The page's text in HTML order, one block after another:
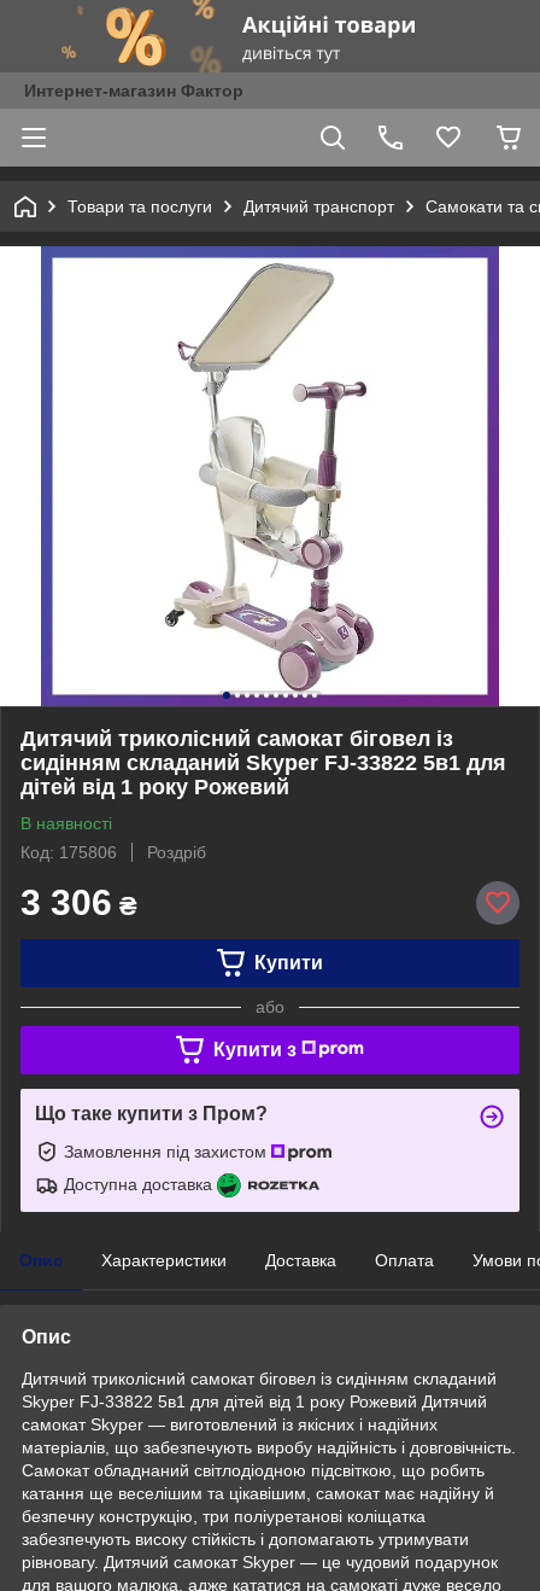
Интернет-магазин Фактор
Товари та послуги Дитячий транспорт Самокати та
Дитячий триколісний самокат біговел із
сидінням складаний Skyper FJ-33822 5в1 для
дітей від 1 року Рожевий
В наявності
Код: 175806
Роздріб
3 306 ₴
Купити
або
Купити з
Що таке купити з Пром?
Замовлення під захистом
Доступна доставка
Опис Характеристики Доставка Оплата Умови
Опис
Дитячий триколісний самокат біговел із сидінням складаний
Skyper FJ-33822 5в1 для дітей від 1 року Рожевий Дитячий
самокат Skyper — виготовлений із якісних і надійних
матеріалів, що забезпечують виробу надійність і довговічність.
Самокат обладнаний світлодіодною підсвіткою, що робить
катання ще веселішим та цікавішим, самокат має надійну й
безпечну конструкцію, три поліуретанові коліщатка
забезпечують високу стійкість і допомагають утримувати
рівновагу. Дитячий самокат Skyper — це чудовий подарунок
для вашого малюка, адже кататися на самокаті дуже весело